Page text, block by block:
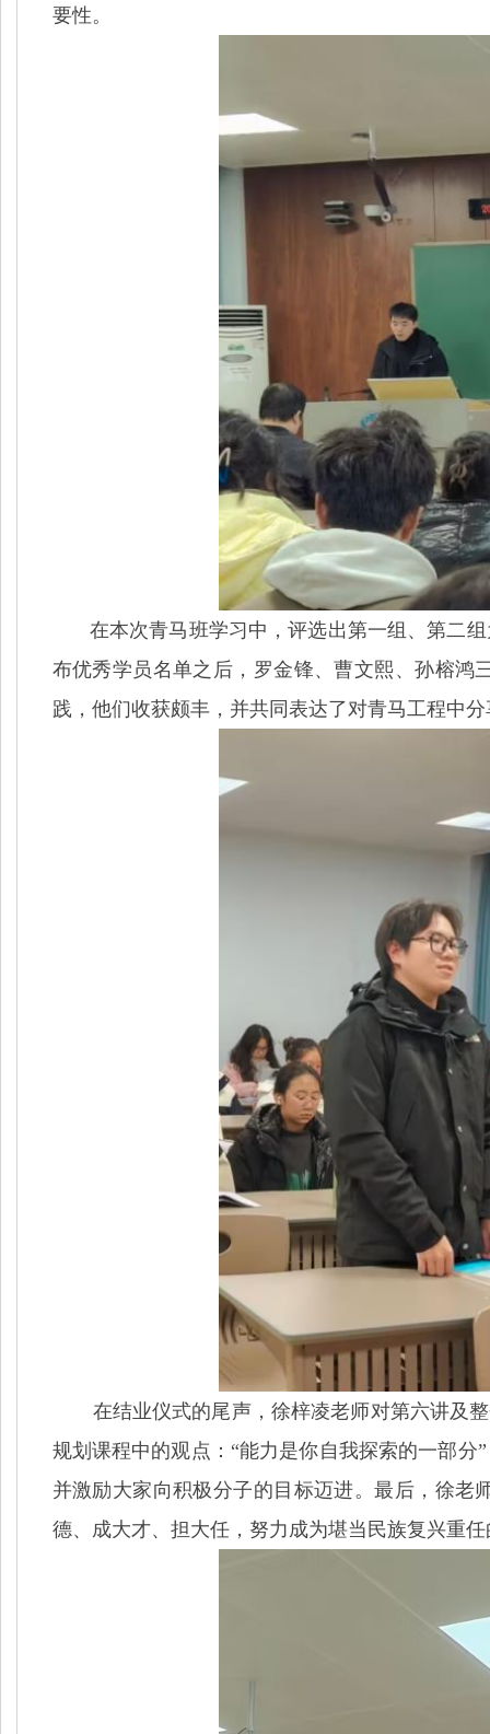
要性。
在本次青马班学习中，评选出第一组、第二
布优秀学员名单之后，罗金锋、曹文熙、孙榕鸿
践，他们收获颇丰，并共同表达了对青马工程中
在结业仪式的尾声，徐梓凌老师对第六讲及
规划课程中的观点：“能力是你自我探索的一部
并激励大家向积极分子的目标迈进。最后，徐老
德、成大才、担大任，努力成为堪当民族复兴重